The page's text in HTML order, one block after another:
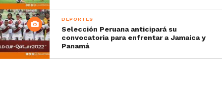
DEPORTES
Selección Peruana anticipará su
convocatoria para enfrentar a Jamaica y
Panamá